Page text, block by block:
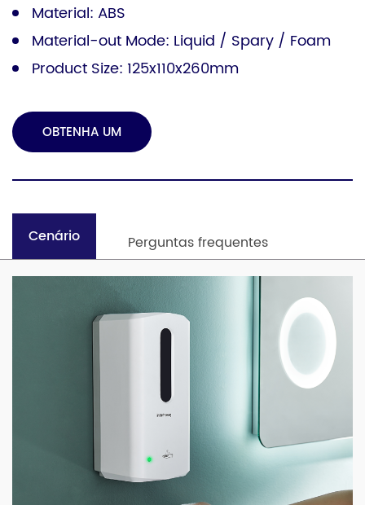
Material: ABS
Material-out Mode: Liquid / Spary / Foam
Product Size: 125x110x260mm
OBTENHA UM
ORÇAMENTO
Cenário Perguntas frequentes